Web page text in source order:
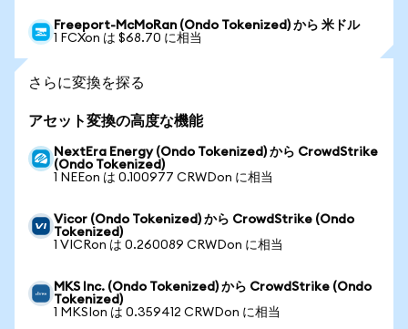
Freeport-McMoRan (Ondo Tokenized) から 米ドル
1 FCXon は $68.70 に相当
さらに変換を探る
アセット変換の高度な機能
NextEra Energy (Ondo Tokenized) から CrowdStrike
(Ondo Tokenized)
1 NEEon は 0.100977 CRWDon に相当
Vicor (Ondo Tokenized) から CrowdStrike (Ondo
Tokenized)
1 VICRon は 0.260089 CRWDon に相当
MKS Inc. (Ondo Tokenized) から CrowdStrike (Ondo
Tokenized)
1 MKSIon は 0.359412 CRWDon に相当